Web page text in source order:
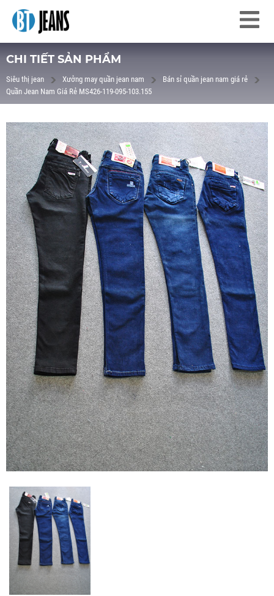
CHI TIẾT SẢN PHẨM
Siêu thị jean Xưởng may quần jean nam
Bán sỉ quần jean nam giá rẻ
Quần Jean Nam Giá Rẻ MS426-119-095-103.155